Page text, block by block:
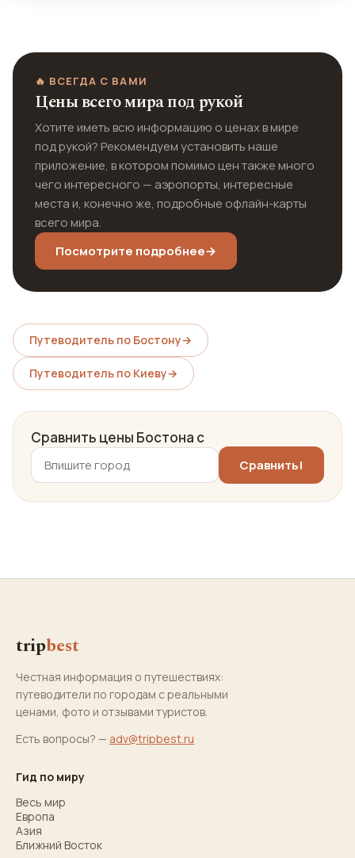
🔥 ВСЕГДА С ВАМИ
Цены всего мира под рукой
Хотите иметь всю информацию о ценах в мире
под рукой? Рекомендуем установить наше
приложение, в котором помимо цен также много
чего интересного — аэропорты, интересные
места и, конечно же, подробные офлайн-карты
всего мира.
Посмотрите подробнее→
Путеводитель по Бостону→
Путеводитель по Киеву→
Сравнить цены Бостона с
tripbest
Честная информация о путешествиях:
путеводители по городам с реальными
ценами, фото и отзывами туристов.
Есть вопросы? — adv@tripbest.ru
Гид по миру
Весь мир
Европа
Азия
Ближний Восток